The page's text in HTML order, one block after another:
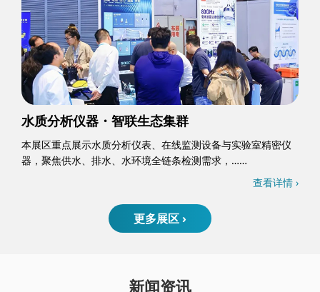
水质分析仪器・智联生态集群
本展区重点展示水质分析仪表、在线监测设备与实验室精密仪
器，聚焦供水、排水、水环境全链条检测需求，……
查看详情 ›
更多展区 ›
新闻资讯